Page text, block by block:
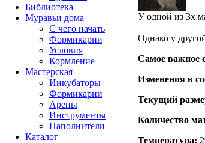
У одной из 3х
Однако у
Самое важное
Изменения в
Текущий
Количество
Температура:
Библиотека
Муравьи дома
С чего начать
Формикарии
Условия
Кормление
Мастерская
Инкубаторы
Формикарии
Арены
Инструменты
Наполнители
Каталог